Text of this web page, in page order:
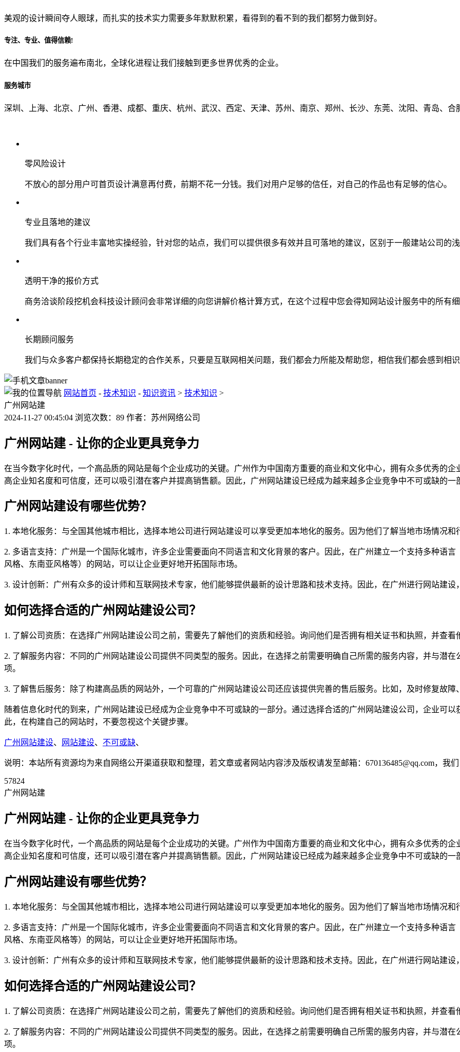
从哪里了解到我们？
美观的设计瞬间夺人眼球，而扎实的技术实力需要多年默默积累，看得到的看不到的我们都努力做到好。
专注、专业、值得信赖!
在中国我们的服务遍布南北，全球化进程让我们接触到更多世界优秀的企业。
服务城市
深圳、上海、北京、广州、香港、成都、重庆、杭州、武汉、西定、天津、苏州、南京、郑州、长沙、东莞、沈阳、青岛、合
零风险设计
不放心的部分用户可首页设计满意再付费，前期不花一分钱。我们对用户足够的信任，对自己的作品也有足够的信心。
专业且落地的建议
我们具有各个行业丰富地实操经验，针对您的站点，我们可以提供很多有效并且可落地的建议，区别于一般建站公司的
透明干净的报价方式
商务洽谈阶段挖机会科技设计顾问会非常详细的向您讲解价格计算方式，在这个过程中您会得知网站设计服务中的所有
长期顾问服务
我们与众多客户都保持长期稳定的合作关系，只要是互联网相关问题，我们都会力所能及帮助您，相信我们都会感到相
网站首页 - 技术知识 - 知识资讯 > 技术知识 >
广州网站建
2024-11-27 00:45:04 浏览次数：89 作者：苏州网络公司
广州网站建 - 让你的企业更具竞争力
在当今数字化时代，一个高品质的网站是每个企业成功的关键。广州作为中国南方重要的商业和文化中心，拥有众多优秀的
高企业知名度和可信度，还可以吸引潜在客户并提高销售额。因此，广州网站建设已经成为越来越多企业竞争中不可或缺的一
广州网站建设有哪些优势？
1. 本地化服务：与全国其他城市相比，选择本地公司进行网站建设可以享受更加本地化的服务。因为他们了解当地市场情况
2. 多语言支持：广州是一个国际化城市，许多企业需要面向不同语言和文化背景的客户。因此，在广州建立一个支持多种语
风格、东南亚风格等）的网站，可以让企业更好地开拓国际市场。
3. 设计创新：广州有众多的设计师和互联网技术专家，他们能够提供最新的设计思路和技术支持。因此，在广州进行网站建
如何选择合适的广州网站建设公司？
1. 了解公司资质：在选择广州网站建设公司之前，需要先了解他们的资质和经验。询问他们是否拥有相关证书和执照，并查看
2. 了解服务内容：不同的广州网站建设公司提供不同类型的服务。因此，在选择之前需要明确自己所需的服务内容，并与潜
项。
3. 了解售后服务：除了构建高品质的网站外，一个可靠的广州网站建设公司还应该提供完善的售后服务。比如，及时修复故
随着信息化时代的到来，广州网站建设已经成为企业竞争中不可或缺的一部分。通过选择合适的广州网站建设公司，企业可
此，在构建自己的网站时，不要忽视这个关键步骤。
广州网站建设、 网站建设、 不可或缺、
说明：本站所有资源均为来自网络公开渠道获取和整理，若文章或者网站内容涉及版权请发至邮箱：670136485@qq.com，我
57824
广州网站建
广州网站建 - 让你的企业更具竞争力
在当今数字化时代，一个高品质的网站是每个企业成功的关键。广州作为中国南方重要的商业和文化中心，拥有众多优秀的
高企业知名度和可信度，还可以吸引潜在客户并提高销售额。因此，广州网站建设已经成为越来越多企业竞争中不可或缺的一
广州网站建设有哪些优势？
1. 本地化服务：与全国其他城市相比，选择本地公司进行网站建设可以享受更加本地化的服务。因为他们了解当地市场情况
2. 多语言支持：广州是一个国际化城市，许多企业需要面向不同语言和文化背景的客户。因此，在广州建立一个支持多种语
风格、东南亚风格等）的网站，可以让企业更好地开拓国际市场。
3. 设计创新：广州有众多的设计师和互联网技术专家，他们能够提供最新的设计思路和技术支持。因此，在广州进行网站建
如何选择合适的广州网站建设公司？
1. 了解公司资质：在选择广州网站建设公司之前，需要先了解他们的资质和经验。询问他们是否拥有相关证书和执照，并查看
2. 了解服务内容：不同的广州网站建设公司提供不同类型的服务。因此，在选择之前需要明确自己所需的服务内容，并与潜
项。